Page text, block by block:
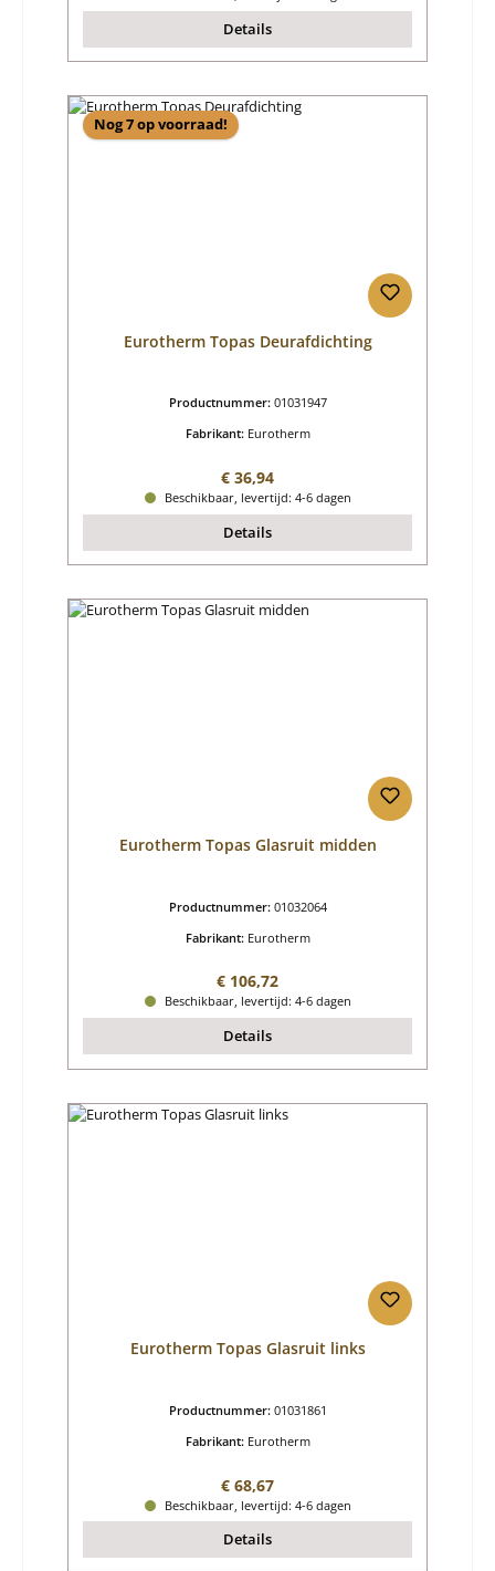
Details
Nog 7 op voorraad!
Eurotherm Topas Deurafdichting
Productnummer: 01031947
Fabrikant: Eurotherm
Normale prijs:
€ 36,94
Beschikbaar, levertijd: 4-6 dagen
Details
Eurotherm Topas Glasruit midden
Productnummer: 01032064
Fabrikant: Eurotherm
Normale prijs:
€ 106,72
Beschikbaar, levertijd: 4-6 dagen
Details
Eurotherm Topas Glasruit links
Productnummer: 01031861
Fabrikant: Eurotherm
Normale prijs:
€ 68,67
Beschikbaar, levertijd: 4-6 dagen
Details